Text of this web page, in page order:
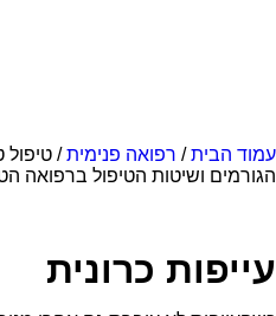
עמוד הבית/ רפואה פנימית/ טיפול
הגורמים ושיטות הטיפול ברפואה
עייפות כרונית